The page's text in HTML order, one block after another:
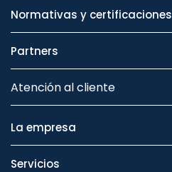
Normativas y certificaciones
Partners
Atención al cliente
La empresa
Servicios